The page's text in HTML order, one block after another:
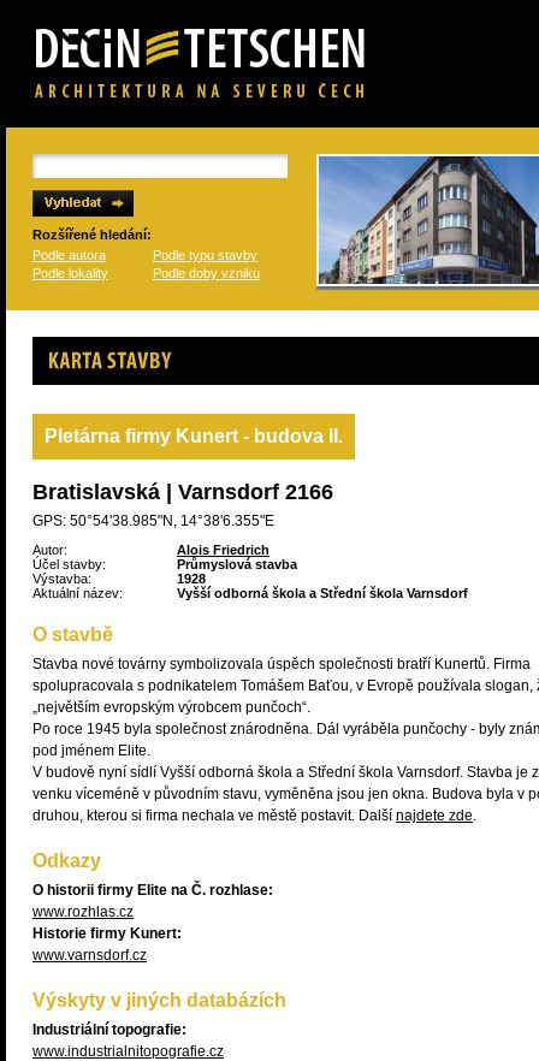
Rozšířené hledání:
Podle autora
Podle typu stavby
Podle lokality
Podle doby vzniku
Karta stavby
Pletárna firmy Kunert - budova II.
Bratislavská | Varnsdorf 2166
GPS: 50°54'38.985"N, 14°38'6.355"E
Autor:
Alois Friedrich
Účel stavby:
Průmyslová stavba
Výstavba:
1928
Aktuální název:
Vyšší odborná škola a Střední škola Varnsdorf
O stavbě
Stavba nové továrny symbolizovala úspěch společnosti bratří Kunertů. Firma
spolupracovala s podnikatelem Tomášem Baťou, v Evropě používala slogan,
„největším evropským výrobcem punčoch“.
Po roce 1945 byla společnost znárodněna. Dál vyráběla punčochy - byly
pod jménem Elite.
V budově nyní sídlí Vyšší odborná škola a Střední škola Varnsdorf. Stavba je z
venku víceméně v původním stavu, vyměněna jsou jen okna. Budova byla v
druhou, kterou si firma nechala ve městě postavit. Další najdete zde.
Odkazy
O historii firmy Elite na Č. rozhlase:
www.rozhlas.cz
Historie firmy Kunert:
www.varnsdorf.cz
Výskyty v jiných databázích
Industriální topografie:
www.industrialnitopografie.cz